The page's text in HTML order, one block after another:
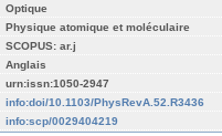
Optique
Physique atomique et moléculaire
SCOPUS: ar.j
Anglais
urn:issn:1050-2947
info:doi/10.1103/PhysRevA.52.R3436
info:scp/0029404219